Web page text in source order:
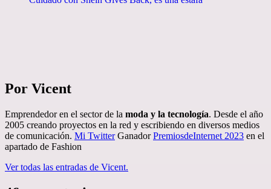
Por Vicent
Emprendedor en el sector de la moda y la tecnología. Desde el año
2005 creando proyectos en la red y escribiendo en diversos medios
de comunicación. Mi TwitterGanadorPremiosdeInternet 2023 en el
apartado de Fashion
Ver todas las entradas de Vicent.